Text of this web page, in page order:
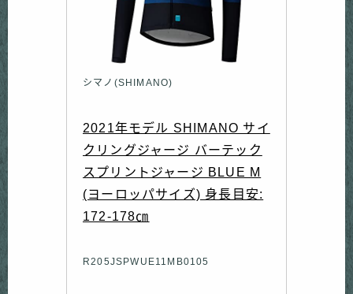
シマノ(SHIMANO)
2021年モデル SHIMANO サイ
クリングジャージ バーテック
スプリントジャージ BLUE M
(ヨーロッパサイズ) 身長目安:
172-178㎝
R205JSPWUE11MB0105